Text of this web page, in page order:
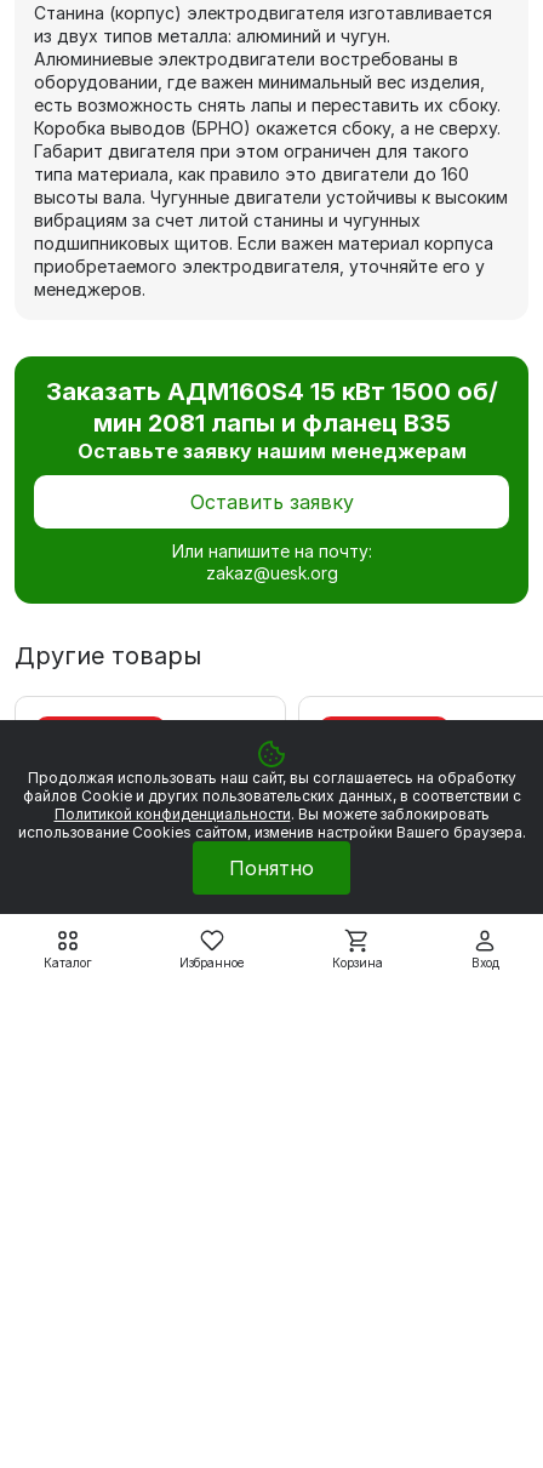
Каталог Избранное Корзина Вход
Станина (корпус) электродвигателя изготавливается
из двух типов металла: алюминий и чугун.
Алюминиевые электродвигатели востребованы в
оборудовании, где важен минимальный вес изделия,
есть возможность снять лапы и переставить их сбоку.
Коробка выводов (БРНО) окажется сбоку, а не сверху.
Габарит двигателя при этом ограничен для такого
типа материала, как правило это двигатели до 160
высоты вала. Чугунные двигатели устойчивы к высоким
вибрациям за счет литой станины и чугунных
подшипниковых щитов. Если важен материал корпуса
приобретаемого электродвигателя, уточняйте его у
менеджеров.
Заказать АДМ160S4 15 кВт 1500 об/
мин 2081 лапы и фланец В35
Оставьте заявку нашим менеджерам
Оставить заявку
Или напишите на почту:
zakaz@uesk.org
Другие товары
Продолжая использовать наш сайт, вы соглашаетесь на обработку
файлов Сookie и других пользовательских данных, в соответствии с
Политикой конфиденциальности. Вы можете заблокировать
использование Cookies сайтом, изменив настройки Вашего браузера.
Понятно